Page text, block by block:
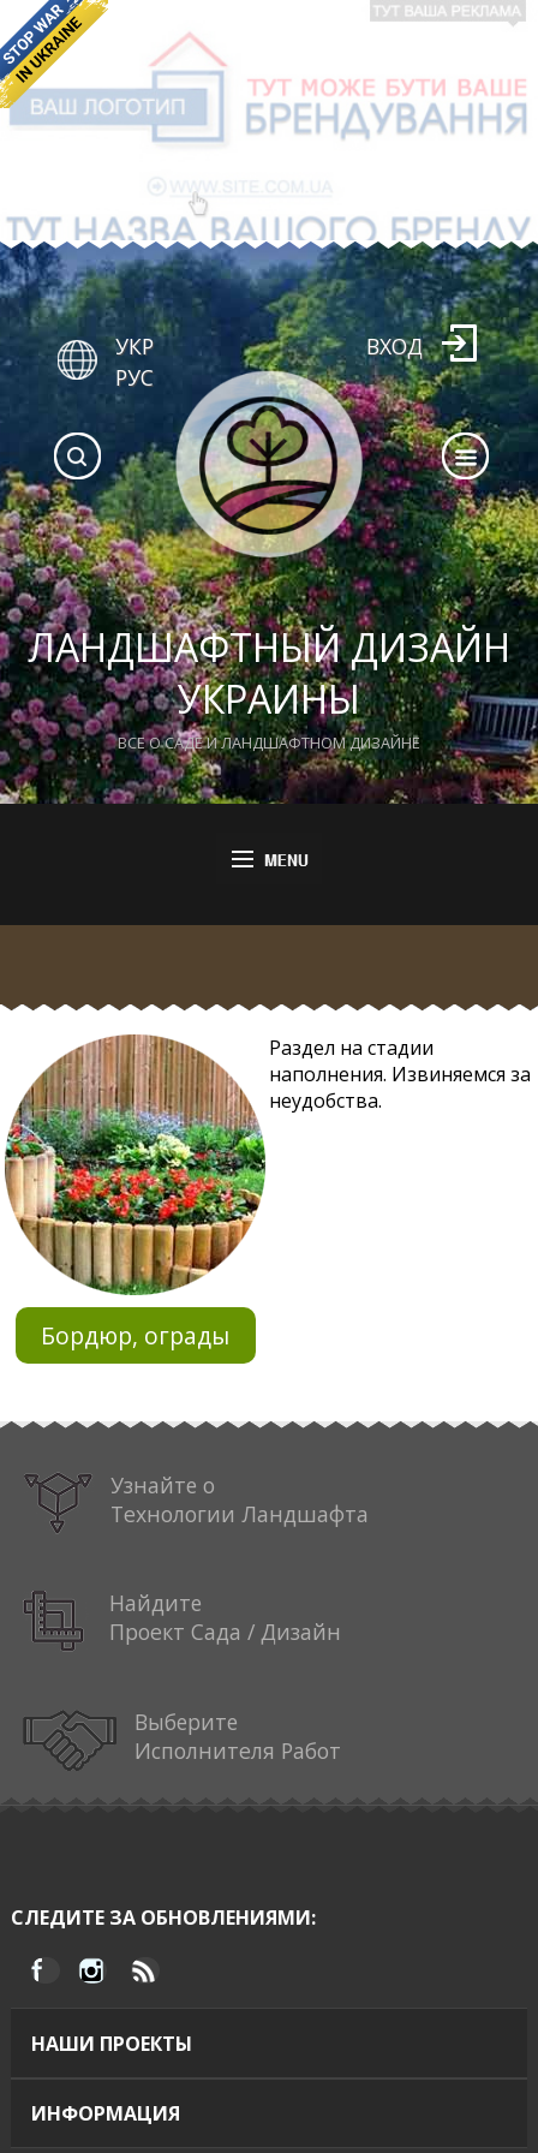
ЛАНДШАФТНЫЙ ДИЗАЙН
УКРАИНЫ
ВСЕ О САДЕ И ЛАНДШАФТНОМ ДИЗАЙНЕ
УКР
РУС
ВХОД
Бордюр, ограды
Раздел на стадии
наполнения. Извиняемся за
неудобства.
Узнайте о
Технологии Ландшафта
Найдите
Проект Сада / Дизайн
Выберите
Исполнителя Работ
СЛЕДИТЕ ЗА ОБНОВЛЕНИЯМИ:
НАШИ ПРОЕКТЫ
ИНФОРМАЦИЯ